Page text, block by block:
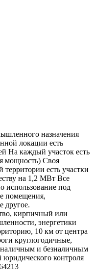
назначения
локации есть
На каждый участок есть
мощность) Своя
территории есть участки
на 1,2 МВт Все
использование под
помещения,
другое.
кирпичный или
энергетики
10 км от центра
круглогодичные,
наличным и безналичным
контроля